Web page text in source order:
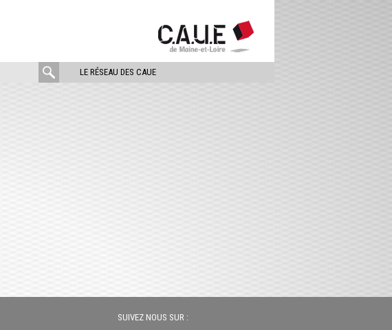
LE RÉSEAU DES CAUE
rechercher
:
SUIVEZ NOUS SUR :